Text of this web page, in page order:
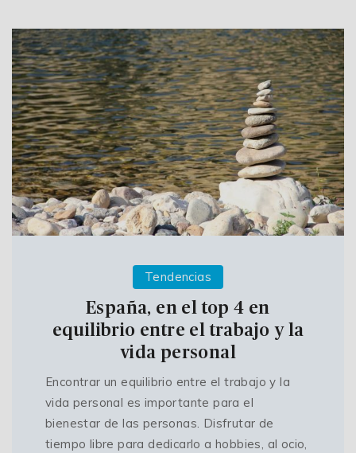
Tendencias
España, en el top 4 en
equilibrio entre el trabajo y la
vida personal
Encontrar un equilibrio entre el trabajo y la
vida personal es importante para el
bienestar de las personas. Disfrutar de
tiempo libre para dedicarlo a hobbies, al ocio,